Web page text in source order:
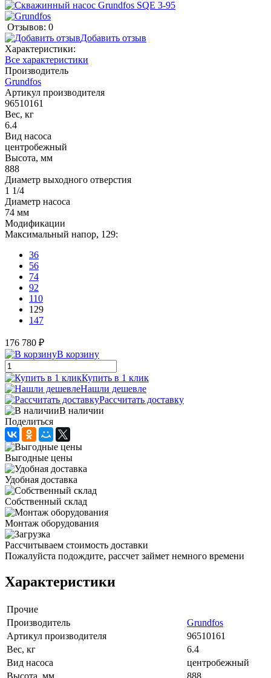
Отзывов: 0
Добавить отзыв
Характеристики:
Все характеристики
Производитель
Grundfos
Артикул производителя
96510161
Вес, кг
6.4
Вид насоса
центробежный
Высота, мм
888
Диаметр выходного отверстия
1 1/4
Диаметр насоса
74 мм
Модификации
Максимальный напор, 129:
36
56
74
92
110
129
147
176 780 ₽
В корзину
Купить в 1 клик
Нашли дешевле
Рассчитать доставку
В наличии
Поделиться
Выгодные цены
Удобная доставка
Собственный склад
Монтаж оборудования
Рассчитываем стоимость доставки
Пожалуйста подождите, рассчет займет немного времени
Характеристики
Прочие
Производитель
Grundfos
Артикул производителя
96510161
Вес, кг
6.4
Вид насоса
центробежный
Высота, мм
888